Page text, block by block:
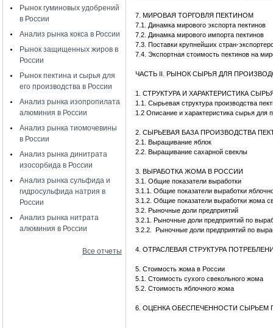
Рынок гуминовых удобрений
в России
Анализ рынка кокса в России
Рынок защищенных жиров в
России
Рынок пектина и сырья для
его производства в России
Анализ рынка изопропилата
алюминия в России
Анализ рынка тиомочевины
в России
Анализ рынка динитрата
изосорбида в России
Анализ рынка сульфида и
гидросульфида натрия в
России
Анализ рынка нитрата
алюминия в России
Все отчеты
7. МИРОВАЯ ТОРГОВЛЯ ПЕКТИНОМ
7.1. Динамка мирового экспорта пектинов
7.2. Динамка мирового импорта пектинов
7.3. Поставки крупнейших стран-
7.4. Экспортная стоимость пектинов на
ЧАСТЬ II. РЫНОК СЫРЬЯ ДЛЯ
1. СТРУКТУРА И ХАРАКТЕРИСТИКА
1.1. Сырьевая структура производства
1.2 Описание и характеристика сырья для
2. СЫРЬЕВАЯ БАЗА ПРОИЗВОДСТВА
2.1. Выращивание яблок
2.2. Выращивание сахарной свеклы
3. ВЫРАБОТКА ЖОМА В РОССИИ
3.1. Общие показатели выработки
3.1.1. Общие показатели выработки
3.1.2. Общие показатели выработки жома
3.2. Рыночные доли предприятий
3.2.1. Рыночные доли предприятий по
3.2.2. Рыночные доли предприятий по
4. ОТРАСЛЕВАЯ СТРУКТУРА
5. Стоимость жома в России
5.1. Стоимость сухого свекольного жома
5.2. Стоимость яблочного жома
6. ОЦЕНКА ОБЕСПЕЧЕННОСТИ СЫРЬЕМ